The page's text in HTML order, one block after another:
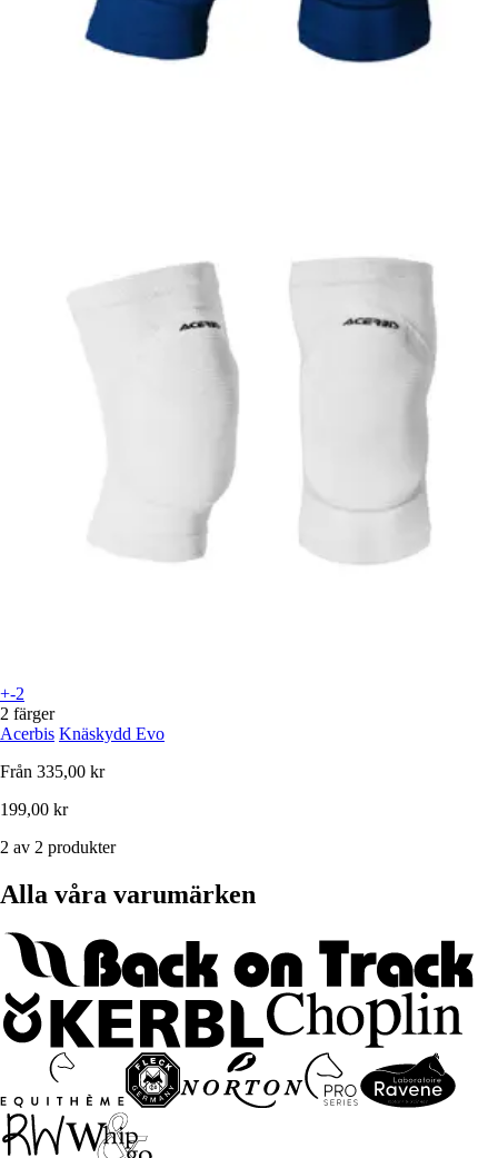
+-2
2 färger
Acerbis Knäskydd Evo
Från 335,00 kr
199,00 kr
2 av 2 produkter
Alla våra varumärken